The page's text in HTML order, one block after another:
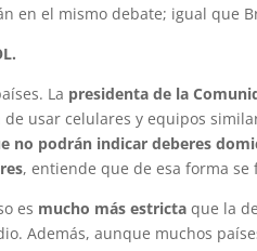
en el mismo debate; igual que
La presidenta de la
usar celulares y equipos
no podrán indicar deberes
, entiende que de esa forma
es mucho más estricta que la
Además, aunque muchos